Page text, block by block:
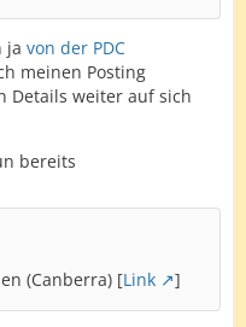
ja von der PDC
meinen Posting
Details weiter auf sich
bereits
(Canberra) [Link ]